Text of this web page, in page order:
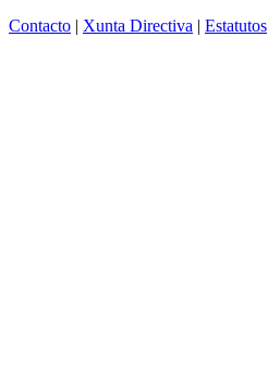
Contacto | Xunta Directiva | Estatutos